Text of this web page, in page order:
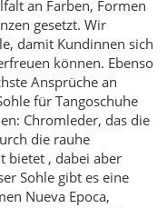
an Farben, Formen
gesetzt. Wir
damit Kundinnen sich
können. Ebenso
Ansprüche an
für Tangoschuhe
Chromleder, das die
die rauhe
bietet , dabei aber
Sohle gibt es eine
Nueva Epoca,